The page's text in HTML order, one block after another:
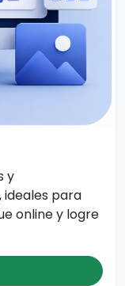
y
ideales para
online y logre